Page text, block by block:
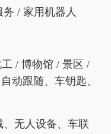
/ 家用机器人
/ 博物馆 / 景区 /
动跟随、车钥匙、
无人设备、车联